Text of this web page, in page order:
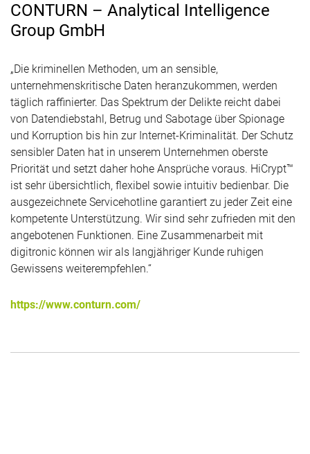
CONTURN – Analytical Intelligence
Group GmbH
„Die kriminellen Methoden, um an sensible,
unternehmenskritische Daten heranzukommen, werden
täglich raffinierter. Das Spektrum der Delikte reicht dabei
von Datendiebstahl, Betrug und Sabotage über Spionage
und Korruption bis hin zur Internet-Kriminalität. Der Schutz
sensibler Daten hat in unserem Unternehmen oberste
Priorität und setzt daher hohe Ansprüche voraus. HiCrypt™
ist sehr übersichtlich, flexibel sowie intuitiv bedienbar. Die
ausgezeichnete Servicehotline garantiert zu jeder Zeit eine
kompetente Unterstützung. Wir sind sehr zufrieden mit den
angebotenen Funktionen. Eine Zusammenarbeit mit
digitronic können wir als langjähriger Kunde ruhigen
Gewissens weiterempfehlen.“
https://www.conturn.com/